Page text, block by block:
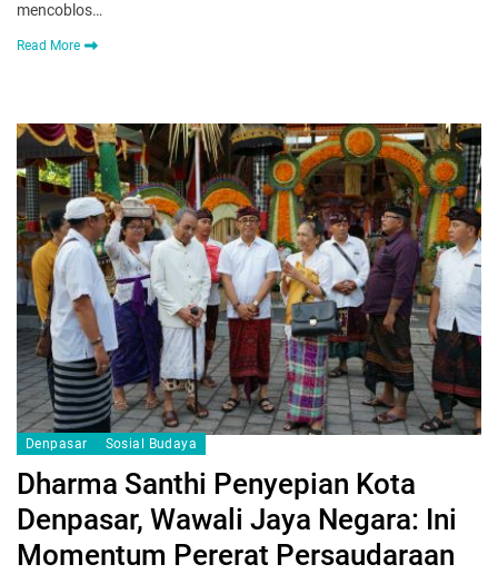
mencoblos…
Read More
Denpasar Sosial Budaya
Dharma Santhi Penyepian Kota
Denpasar, Wawali Jaya Negara: Ini
Momentum Pererat Persaudaraan